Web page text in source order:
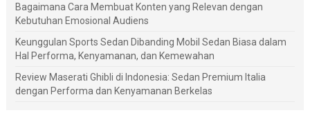
Bagaimana Cara Membuat Konten yang Relevan dengan
Kebutuhan Emosional Audiens
Keunggulan Sports Sedan Dibanding Mobil Sedan Biasa dalam
Hal Performa, Kenyamanan, dan Kemewahan
Review Maserati Ghibli di Indonesia: Sedan Premium Italia
dengan Performa dan Kenyamanan Berkelas